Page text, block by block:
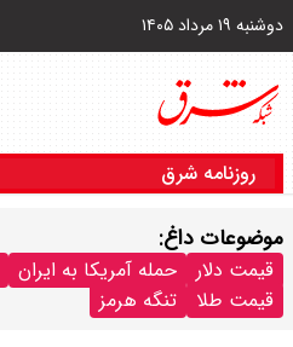
دوشنبه ۱۹ مرداد ۱۴۰۵
روزنامه شرق
موضوعات داغ:
قیمت دلار حمله آمریکا به ایران
قیمت طلا
تنگه هرمز